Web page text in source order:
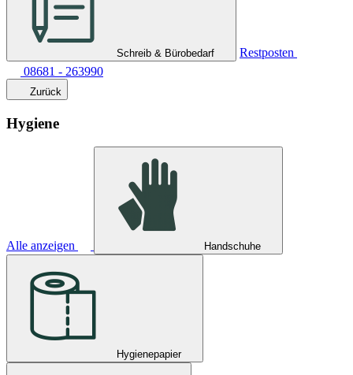
Schreib & Bürobedarf
Restposten
08681 - 263990
Zurück
Hygiene
Alle anzeigen Handschuhe
Hygienepapier